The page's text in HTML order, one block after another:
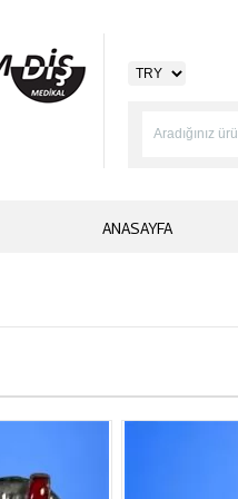
ANASAYFA